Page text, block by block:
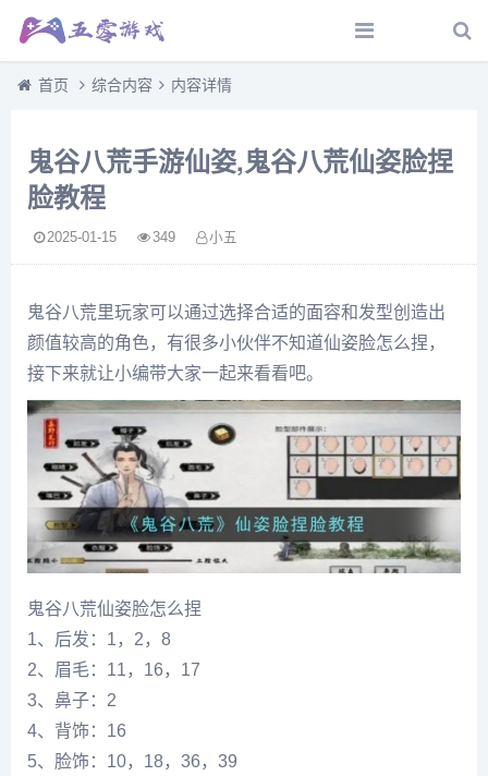
首页 综合内容 内容详情
鬼谷八荒手游仙姿,鬼谷八荒仙姿脸捏
脸教程
2025-01-15 349 小五
鬼谷八荒里玩家可以通过选择合适的面容和发型创造出
颜值较高的角色，有很多小伙伴不知道仙姿脸怎么捏，
接下来就让小编带大家一起来看看吧。
鬼谷八荒仙姿脸怎么捏
1、后发：1，2，8
2、眉毛：11，16，17
3、鼻子：2
4、背饰：16
5、脸饰：10，18，36，39